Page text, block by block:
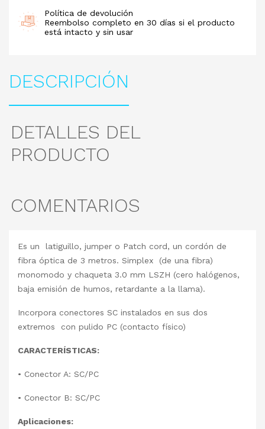
Política de devolución
Reembolso completo en 30 días si el producto
está intacto y sin usar
DESCRIPCIÓN
DETALLES DEL
PRODUCTO
COMENTARIOS
Es un latiguillo, jumper o Patch cord, un cordón de
fibra óptica de 3 metros. Simplex (de una fibra)
monomodo y chaqueta 3.0 mm LSZH (cero halógenos,
baja emisión de humos, retardante a la llama).
Incorpora conectores SC instalados en sus dos
extremos con pulido PC (contacto físico)
CARACTERÍSTICAS:
• Conector A: SC/PC
• Conector B: SC/PC
Aplicaciones: